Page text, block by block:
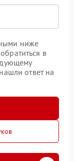
ниже
в
ответ на